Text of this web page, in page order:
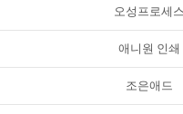
오성프로세
애니원 인쇄
조은애드